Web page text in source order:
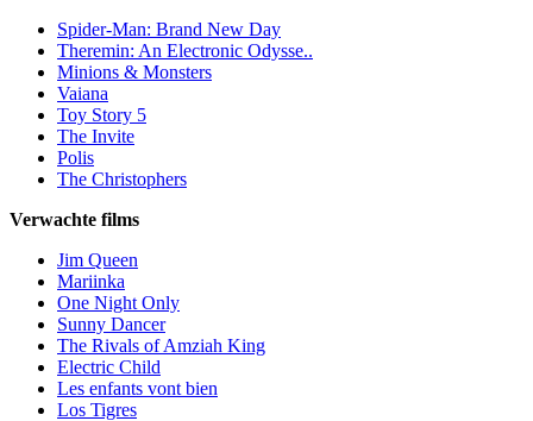
Spider-Man: Brand New Day
Theremin: An Electronic Odysse..
Minions & Monsters
Vaiana
Toy Story 5
The Invite
Polis
The Christophers
Verwachte films
Jim Queen
Mariinka
One Night Only
Sunny Dancer
The Rivals of Amziah King
Electric Child
Les enfants vont bien
Los Tigres